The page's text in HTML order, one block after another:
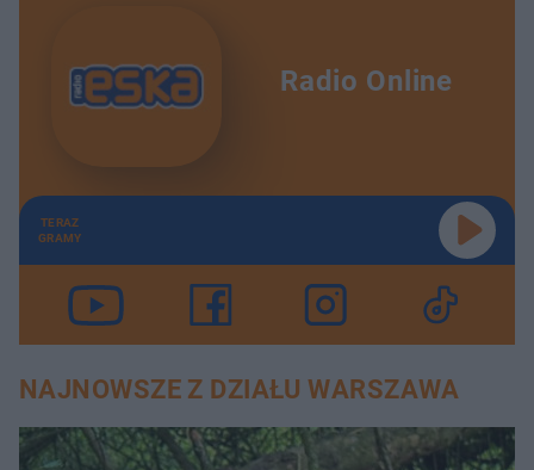
Radio Online
TERAZ
GRAMY
NAJNOWSZE Z DZIAŁU WARSZAWA